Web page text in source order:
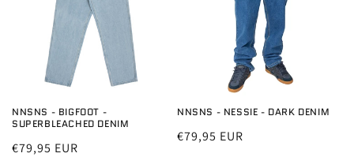
NNSNS - BIGFOOT -
SUPERBLEACHED DENIM
Normale
€79,95 EUR
NNSNS - NESSIE - DARK DENIM
Normale
€79,95 EUR